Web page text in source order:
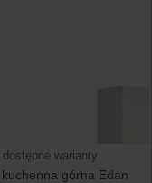
dostępne warianty
górna Edan